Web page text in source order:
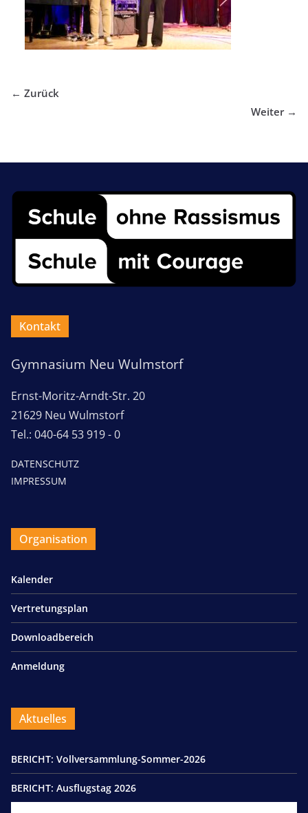
← Zurück
Weiter →
Kontakt
Gymnasium Neu Wulmstorf
Ernst-Moritz-Arndt-Str. 20
21629 Neu Wulmstorf
Tel.: 040-64 53 919 - 0
DATENSCHUTZ
IMPRESSUM
Organisation
Kalender
Vertretungsplan
Downloadbereich
Anmeldung
Aktuelles
BERICHT: Vollversammlung-Sommer-2026
BERICHT: Ausflugstag 2026